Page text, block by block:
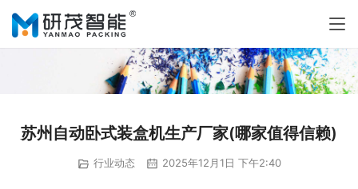
苏州自动卧式装盒机生产厂家(哪家值得信赖)
行业动态 2025年12月1日 下午2:40